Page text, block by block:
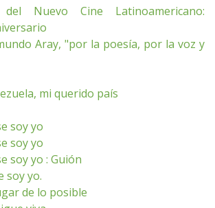
del Nuevo Cine Latinoamericano:
Aray, "por la poesía, por la voz y
mi querido país
soy yo
soy yo
soy yo : Guión
soy yo.
de lo posible